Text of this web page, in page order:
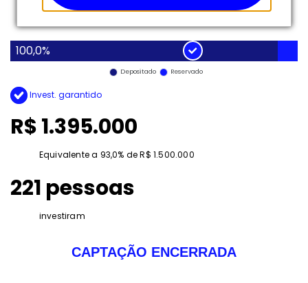
100,0%
Depositado Reservado
Invest. garantido
R$ 1.395.000
Equivalente a 93,0% de R$ 1.500.000
221 pessoas
investiram
CAPTAÇÃO ENCERRADA